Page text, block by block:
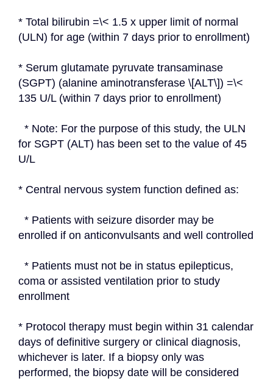
* Total bilirubin =\< 1.5 x upper limit of normal
(ULN) for age (within 7 days prior to enrollment)
* Serum glutamate pyruvate transaminase
(SGPT) (alanine aminotransferase \[ALT\]) =\<
135 U/L (within 7 days prior to enrollment)
for SGPT (ALT) has been set to the value of 45
U/L
* Central nervous system function defined as:
enrolled if on anticonvulsants and well controlled
coma or assisted ventilation prior to study
enrollment
* Protocol therapy must begin within 31 calendar
days of definitive surgery or clinical diagnosis,
whichever is later. If a biopsy only was
performed, the biopsy date will be considered